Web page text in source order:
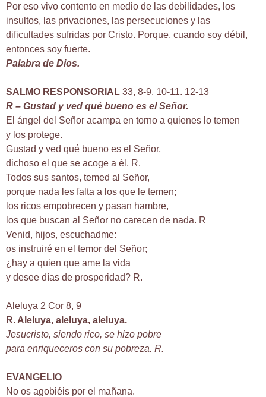
Por eso vivo contento en medio de las debilidades, los
insultos, las privaciones, las persecuciones y las
dificultades sufridas por Cristo. Porque, cuando soy débil,
entonces soy fuerte.
Palabra de Dios.
SALMO RESPONSORIAL 33, 8-9. 10-11. 12-13
R – Gustad y ved qué bueno es el Señor.
El ángel del Señor acampa en torno a quienes lo temen
y los protege.
Gustad y ved qué bueno es el Señor,
dichoso el que se acoge a él. R.
Todos sus santos, temed al Señor,
porque nada les falta a los que le temen;
los ricos empobrecen y pasan hambre,
los que buscan al Señor no carecen de nada. R
Venid, hijos, escuchadme:
os instruiré en el temor del Señor;
¿hay a quien que ame la vida
y desee días de prosperidad? R.
Aleluya 2 Cor 8, 9
R. Aleluya, aleluya, aleluya.
Jesucristo, siendo rico, se hizo pobre
para enriqueceros con su pobreza. R.
EVANGELIO
No os agobiéis por el mañana.